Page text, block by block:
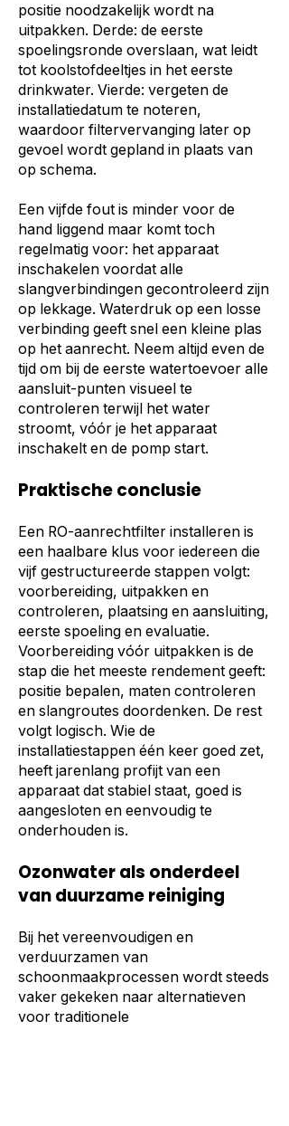
positie noodzakelijk wordt na
uitpakken. Derde: de eerste
spoelingsronde overslaan, wat leidt
tot koolstofdeeltjes in het eerste
drinkwater. Vierde: vergeten de
installatiedatum te noteren,
waardoor filtervervanging later op
gevoel wordt gepland in plaats van
op schema.
Een vijfde fout is minder voor de
hand liggend maar komt toch
regelmatig voor: het apparaat
inschakelen voordat alle
slangverbindingen gecontroleerd zijn
op lekkage. Waterdruk op een losse
verbinding geeft snel een kleine plas
op het aanrecht. Neem altijd even de
tijd om bij de eerste watertoevoer alle
aansluit-punten visueel te
controleren terwijl het water
stroomt, vóór je het apparaat
inschakelt en de pomp start.
Praktische conclusie
Een RO-aanrechtfilter installeren is
een haalbare klus voor iedereen die
vijf gestructureerde stappen volgt:
voorbereiding, uitpakken en
controleren, plaatsing en aansluiting,
eerste spoeling en evaluatie.
Voorbereiding vóór uitpakken is de
stap die het meeste rendement geeft:
positie bepalen, maten controleren
en slangroutes doordenken. De rest
volgt logisch. Wie de
installatiestappen één keer goed zet,
heeft jarenlang profijt van een
apparaat dat stabiel staat, goed is
aangesloten en eenvoudig te
onderhouden is.
Ozonwater als onderdeel
van duurzame reiniging
Bij het vereenvoudigen en
verduurzamen van
schoonmaakprocessen wordt steeds
vaker gekeken naar alternatieven
voor traditionele